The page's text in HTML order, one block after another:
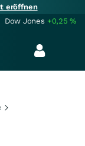
eröffnen
Dow Jones +0,25%